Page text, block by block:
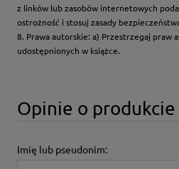
z linków lub zasobów internetowych
ostrożność i stosuj zasady
8. Prawa autorskie: a) Przestrzegaj praw
udostępnionych w książce.
Opinie o produkcie
Imię lub pseudonim: